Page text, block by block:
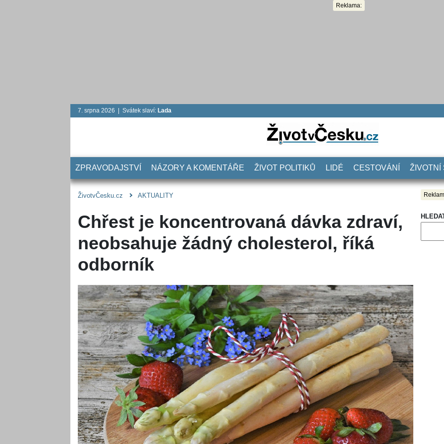
Reklama:
7. srpna 2026 | Svátek slaví: Lada
ZPRAVODAJSTVÍ NÁZORY A KOMENTÁŘE ŽIVOT POLITIKŮ LIDÉ CESTOVÁNÍ ŽIVOTNÍ
ŽivotvČesku.cz AKTUALITY
Chřest je koncentrovaná dávka zdraví,
neobsahuje žádný cholesterol, říká
odborník